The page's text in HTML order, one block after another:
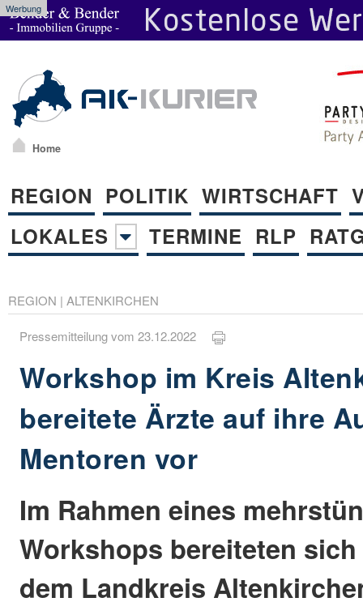
Werbung
Home
REGION POLITIK WIRTSCHAFT
LOKALES
TERMINE RLP
REGION | ALTENKIRCHEN
Pressemitteilung vom 23.12.2022
Workshop im Kreis
bereitete Ärzte auf ihre
Mentoren vor
Im Rahmen eines
Workshops bereiteten
dem Landkreis